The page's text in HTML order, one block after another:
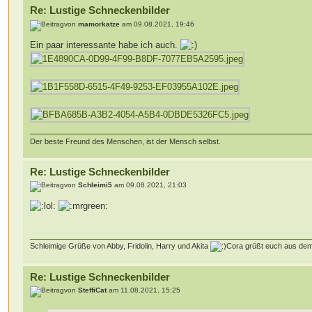
Re: Lustige Schneckenbilder
vonmamorkatze am 09.08.2021, 19:46
Ein paar interessante habe ich auch.
Der beste Freund des Menschen, ist der Mensch selbst.
Re: Lustige Schneckenbilder
vonSchleimi5 am 09.08.2021, 21:03
Schleimige Grüße von Abby, Fridolin, Harry und Akita Cora grüßt euch aus
Re: Lustige Schneckenbilder
vonSteffiCatam 11.08.2021, 15:25